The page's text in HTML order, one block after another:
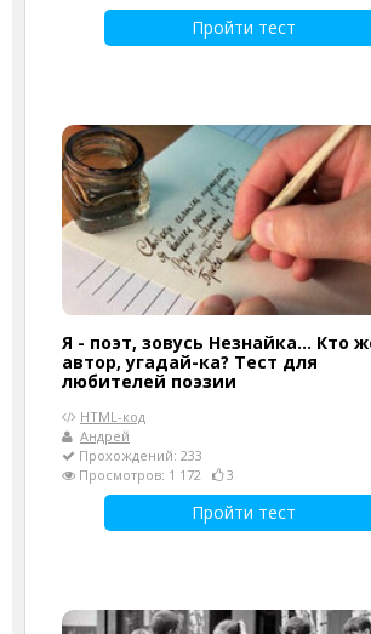
Пройти тест
Я - поэт, зовусь Незнайка… Кто
автор, угадай-ка? Тест для
любителей поэзии
HTML-код
Андрей
Прохождений: 233
Просмотров: 1 172
3
Пройти тест